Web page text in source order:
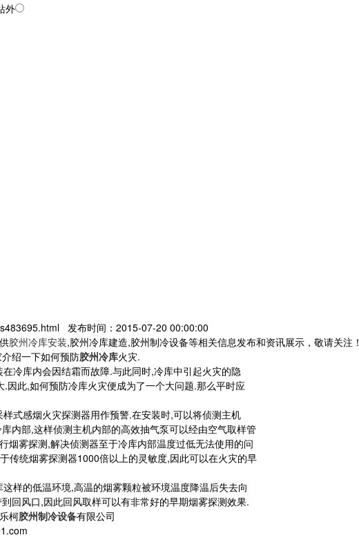
外
发布时间：2015-07-20 00:00:00
胶州冷库安装,胶州冷库建造,胶州制冷设备等相关信息发布和资讯展示，敬请关注！
绍一下如何预防胶州冷库火灾.
冷库内会因结霜而故障.与此同时,冷库中引起火灾的隐
因此,如何预防冷库火灾便成为了一个大问题.那么平时应
式感烟火灾探测器用作预警.在安装时,可以将侦测主机
内部,这样侦测主机内部的高效抽气泵可以经由空气取样管
烟雾探测,解决侦测器至于冷库内部温度过低无法使用的问
传统烟雾探测器1000倍以上的灵敏度,因此可以在火灾的早
样的低温环境,高温的烟雾颗粒被环境温度降温后失去向
回风口,因此回风取样可以有非常好的早期烟雾探测效果.
柯胶州制冷设备有限公司